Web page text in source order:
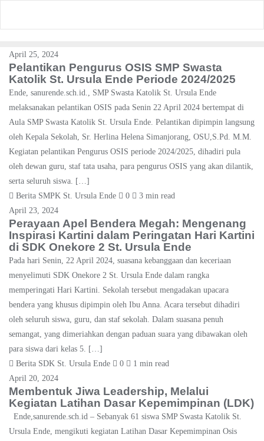
April 25, 2024
Pelantikan Pengurus OSIS SMP Swasta
Katolik St. Ursula Ende Periode 2024/2025
Ende, sanurende.sch.id., SMP Swasta Katolik St. Ursula Ende
melaksanakan pelantikan OSIS pada Senin 22 April 2024 bertempat di
Aula SMP Swasta Katolik St. Ursula Ende. Pelantikan dipimpin langsung
oleh Kepala Sekolah, Sr. Herlina Helena Simanjorang, OSU,S.Pd. M.M.
Kegiatan pelantikan Pengurus OSIS periode 2024/2025, dihadiri pula
oleh dewan guru, staf tata usaha, para pengurus OSIS yang akan dilantik,
serta seluruh siswa. […]
Berita SMPK St. Ursula Ende
0
3 min read
April 23, 2024
Perayaan Apel Bendera Megah: Mengenang
Inspirasi Kartini dalam Peringatan Hari Kartini
di SDK Onekore 2 St. Ursula Ende
Pada hari Senin, 22 April 2024, suasana kebanggaan dan keceriaan
menyelimuti SDK Onekore 2 St. Ursula Ende dalam rangka
memperingati Hari Kartini. Sekolah tersebut mengadakan upacara
bendera yang khusus dipimpin oleh Ibu Anna. Acara tersebut dihadiri
oleh seluruh siswa, guru, dan staf sekolah. Dalam suasana penuh
semangat, yang dimeriahkan dengan paduan suara yang dibawakan oleh
para siswa dari kelas 5. […]
Berita SDK St. Ursula Ende
0
1 min read
April 20, 2024
Membentuk Jiwa Leadership, Melalui
Kegiatan Latihan Dasar Kepemimpinan (LDK)
Ende,sanurende.sch.id – Sebanyak 61 siswa SMP Swasta Katolik St.
Ursula Ende, mengikuti kegiatan Latihan Dasar Kepemimpinan Osis